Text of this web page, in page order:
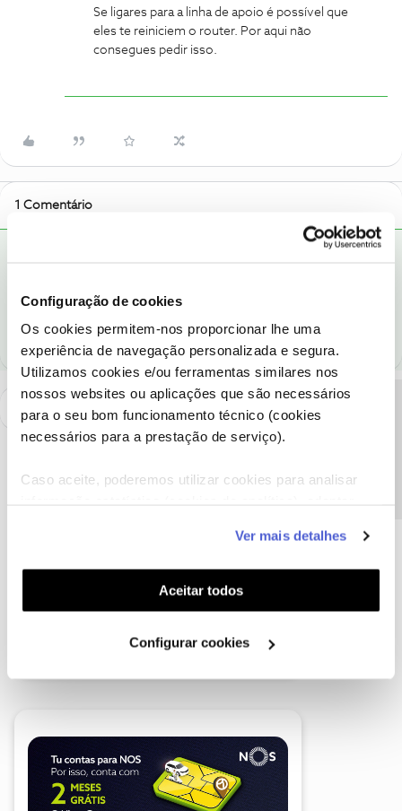
Configuração de cookies
Os cookies permitem-nos proporcionar lhe uma
experiência de navegação personalizada e segura.
Utilizamos cookies e/ou ferramentas similares nos
nossos websites ou aplicações que são necessários
para o seu bom funcionamento técnico (cookies
necessários para a prestação de serviço).
Caso aceite, poderemos utilizar cookies para analisar
funcionalidades (cookies de personalização e
funcionalidade) e adaptar anúncios aos seus interesses
(cookies de publicidade personalizada). Pode gerir a
utilização dos cookies clicando em "Configurar
Ver mais detalhes
Aceitar todos
Configurar cookies
Se ligares para a linha de apoio é possível que
eles te reiniciem o router. Por aqui não
consegues pedir isso.
1 Comentário
router. Por aqui não consegues pedir isso.
A poupança que COMBINA